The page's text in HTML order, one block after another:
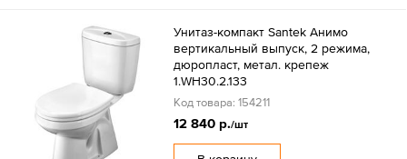
Унитаз-компакт Santek Анимо
вертикальный выпуск, 2 режима,
дюропласт, метал. крепеж
1.WH30.2.133
Код товара: 154211
12 840 р./шт